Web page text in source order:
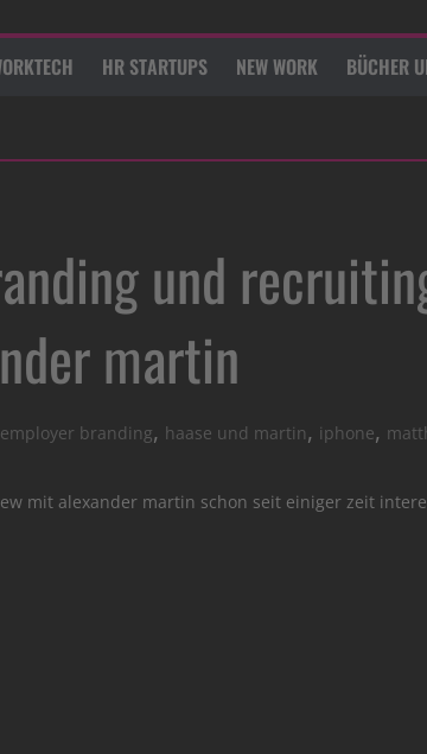
HR STARTUPS NEW WORK BÜCHER
und
martin
employer branding, haase und martin, iphone,
mit alexander martin schon seit einiger zeit